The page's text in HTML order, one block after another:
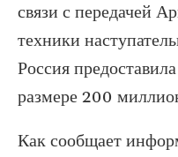
связи с передачей
техники
Россия
размере 200
Как сообщает